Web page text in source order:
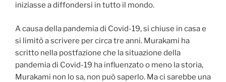
iniziasse a diffondersi in tutto il mondo.
A causa della pandemia di Covid-19, si chiuse in casa e
si limitò a scrivere per circa tre anni. Murakami ha
scritto nella postfazione che la situazione della
pandemia di Covid-19 ha influenzato o meno la storia,
Murakami non lo sa, non può saperlo. Ma ci sarebbe una